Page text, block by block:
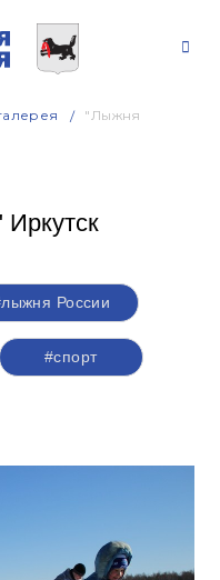
"Лыжня
России
#спорт